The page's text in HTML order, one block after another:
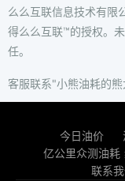
么么互联信息技术有限
得么么互联™的授权。
任。
客服联系"小熊油耗的
今日油价
亿公里众测油耗
联系